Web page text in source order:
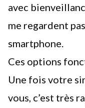
avec
me regardent
smartphone.
Ces options
Une fois votre
vous, c’est très